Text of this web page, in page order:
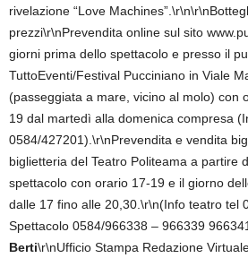
rivelazione “Love
prezzi\r\nPrevendita online sul sito
giorni prima dello spettacolo e presso il
TuttoEventi/Festival Pucciniano in Viale
(passeggiata a mare, vicino al molo) con
19 dal martedì alla domenica compresa
0584/427201).\r\nPrevendita e vendita
biglietteria del Teatro Politeama a partire
spettacolo con orario 17-19 e il giorno
dalle 17 fino alle 20,30.\r\n(Info teatro tel
Spettacolo 0584/966338 – 966339
Berti\r\nUfficio Stampa Redazione